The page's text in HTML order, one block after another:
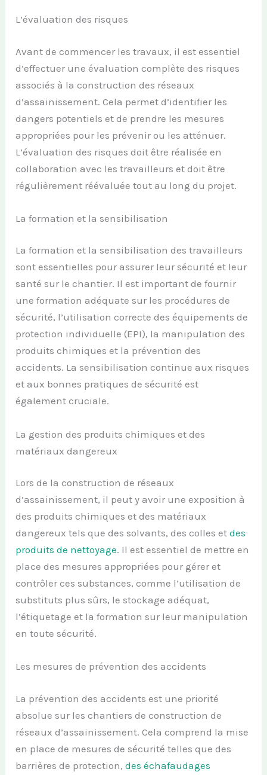
L’évaluation des risques
Avant de commencer les travaux, il est essentiel
d’effectuer une évaluation complète des risques
associés à la construction des réseaux
d’assainissement. Cela permet d’identifier les
dangers potentiels et de prendre les mesures
appropriées pour les prévenir ou les atténuer.
L’évaluation des risques doit être réalisée en
collaboration avec les travailleurs et doit être
régulièrement réévaluée tout au long du projet.
La formation et la sensibilisation
La formation et la sensibilisation des travailleurs
sont essentielles pour assurer leur sécurité et leur
santé sur le chantier. Il est important de fournir
une formation adéquate sur les procédures de
sécurité, l’utilisation correcte des équipements de
protection individuelle (EPI), la manipulation des
produits chimiques et la prévention des
accidents. La sensibilisation continue aux risques
et aux bonnes pratiques de sécurité est
également cruciale.
La gestion des produits chimiques et des
matériaux dangereux
Lors de la construction de réseaux
d’assainissement, il peut y avoir une exposition à
des produits chimiques et des matériaux
dangereux tels que des solvants, des colles etdes
produits de nettoyage. Il est essentiel de mettre en
place des mesures appropriées pour gérer et
contrôler ces substances, comme l’utilisation de
substituts plus sûrs, le stockage adéquat,
l’étiquetage et la formation sur leur manipulation
en toute sécurité.
Les mesures de prévention des accidents
La prévention des accidents est une priorité
absolue sur les chantiers de construction de
réseaux d’assainissement. Cela comprend la mise
en place de mesures de sécurité telles que des
barrières de protection,des échafaudages